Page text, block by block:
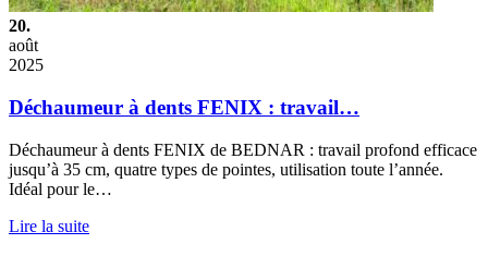
20.
août
2025
Déchaumeur à dents FENIX : travail…
Déchaumeur à dents FENIX de BEDNAR : travail profond efficace
jusqu’à 35 cm, quatre types de pointes, utilisation toute l’année.
Idéal pour le…
Lire la suite